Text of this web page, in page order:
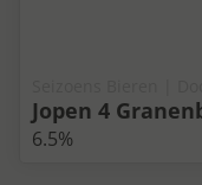
Jopen 4
6.5%